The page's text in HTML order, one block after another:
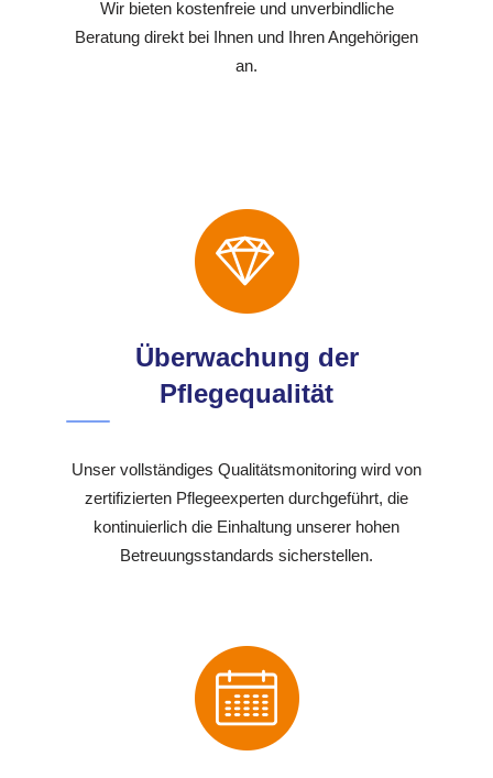
Wir bieten kostenfreie und unverbindliche
Beratung direkt bei Ihnen und Ihren Angehörigen
an.
Überwachung der
Pflegequalität
Unser vollständiges Qualitätsmonitoring wird von
zertifizierten Pflegeexperten durchgeführt, die
kontinuierlich die Einhaltung unserer hohen
Betreuungsstandards sicherstellen.